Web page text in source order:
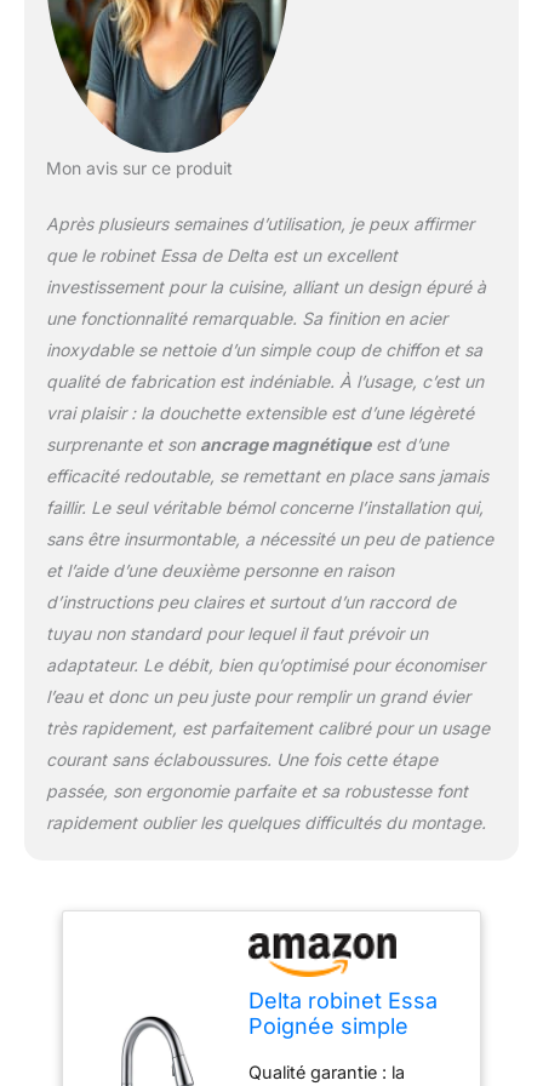
robinet de l'évier de
cuisine. Dure 2 fois plus
longtemps : la
technologie brevetée de
l'industrie - assure un
fonctionnement sans
fuite pour la durée de vie
de l'évier de cuisine
Surface résistante à la
corrosion : nos surfaces
Brillance sont
délibérément conçues
testées pour résister à la
corrosion selon au moins
2 fois les normes de
l'industrie Testé et certifié
robinet de cuisine Delta
sont certifiées par des
tiers et rigoureusement
testées dans des
pour garantir des années
d'utilisation fiable sans
se fissurer, s'écailler,
s'écailler ou changer de
couleur au fil du temps
Conforme à la législation
la législation « sans
plomb ». Tous les
produits Delta répondent
ou dépassent les
exigences des
performances des
produits en vigueur et
Mon avis sur ce produit
Après plusieurs semaines d’utilisation, je peux affirmer
que le robinet Essa de Delta est un excellent
investissement pour la cuisine, alliant un design épuré à
une fonctionnalité remarquable. Sa finition en acier
inoxydable se nettoie d’un simple coup de chiffon et sa
qualité de fabrication est indéniable. À l’usage, c’est un
vrai plaisir : la douchette extensible est d’une légèreté
surprenante et son ancrage magnétiqueest d’une
efficacité redoutable, se remettant en place sans jamais
faillir. Le seul véritable bémol concerne l’installation qui,
sans être insurmontable, a nécessité un peu de patience
et l’aide d’une deuxième personne en raison
d’instructions peu claires et surtout d’un raccord de
tuyau non standard pour lequel il faut prévoir un
adaptateur. Le débit, bien qu’optimisé pour économiser
l’eau et donc un peu juste pour remplir un grand évier
très rapidement, est parfaitement calibré pour un usage
courant sans éclaboussures. Une fois cette étape
passée, son ergonomie parfaite et sa robustesse font
rapidement oublier les quelques difficultés du montage.
Delta robinet Essa
Poignée simple
avec rabattable
Qualité garantie : la